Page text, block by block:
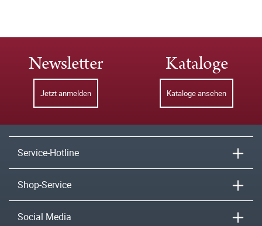
Newsletter
Jetzt anmelden
Kataloge
Kataloge ansehen
Service-Hotline
Shop-Service
Social Media